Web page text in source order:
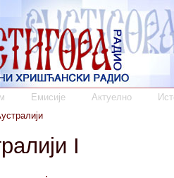
Емисије Актуелно
I